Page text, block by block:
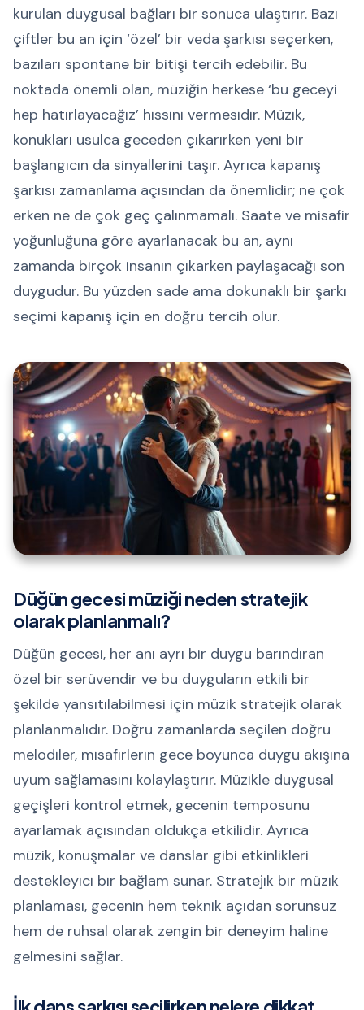
kurulan duygusal bağları bir sonuca ulaştırır. Bazı
çiftler bu an için ‘özel’ bir veda şarkısı seçerken,
bazıları spontane bir bitişi tercih edebilir. Bu
noktada önemli olan, müziğin herkese ‘bu geceyi
hep hatırlayacağız’ hissini vermesidir. Müzik,
konukları usulca geceden çıkarırken yeni bir
başlangıcın da sinyallerini taşır. Ayrıca kapanış
şarkısı zamanlama açısından da önemlidir; ne çok
erken ne de çok geç çalınmamalı. Saate ve misafir
yoğunluğuna göre ayarlanacak bu an, aynı
zamanda birçok insanın çıkarken paylaşacağı son
duygudur. Bu yüzden sade ama dokunaklı bir şarkı
seçimi kapanış için en doğru tercih olur.
Düğün gecesi müziği neden stratejik
olarak planlanmalı?
Düğün gecesi, her anı ayrı bir duygu barındıran
özel bir serüvendir ve bu duyguların etkili bir
şekilde yansıtılabilmesi için müzik stratejik olarak
planlanmalıdır. Doğru zamanlarda seçilen doğru
melodiler, misafirlerin gece boyunca duygu akışına
uyum sağlamasını kolaylaştırır. Müzikle duygusal
geçişleri kontrol etmek, gecenin temposunu
ayarlamak açısından oldukça etkilidir. Ayrıca
müzik, konuşmalar ve danslar gibi etkinlikleri
destekleyici bir bağlam sunar. Stratejik bir müzik
planlaması, gecenin hem teknik açıdan sorunsuz
hem de ruhsal olarak zengin bir deneyim haline
gelmesini sağlar.